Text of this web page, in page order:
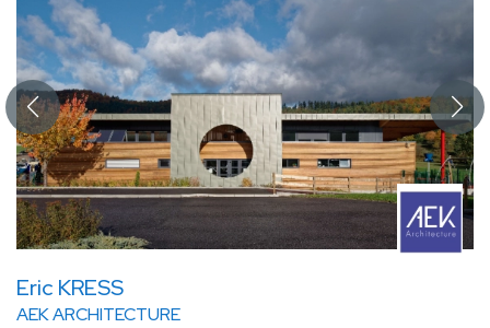
Eric KRESS
AEK ARCHITECTURE